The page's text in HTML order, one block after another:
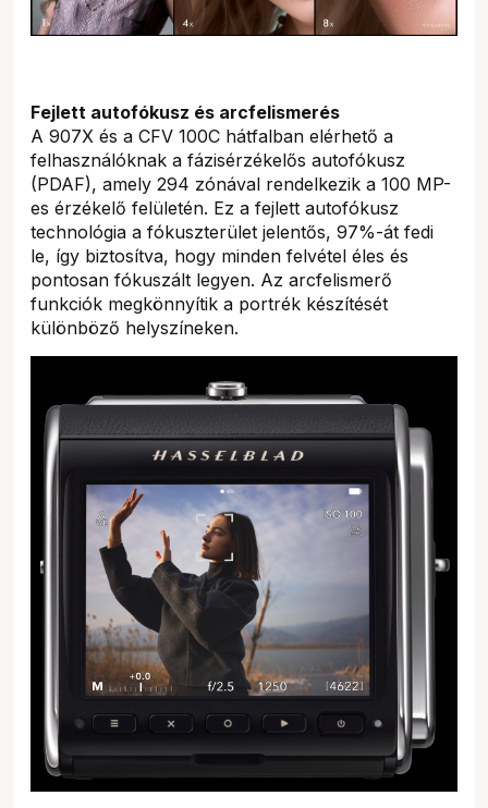
Fejlett autofókusz és arcfelismerés
A 907X és a CFV 100C hátfalban elérhető a
felhasználóknak a fázisérzékelős autofókusz
(PDAF), amely 294 zónával rendelkezik a 100 MP-
es érzékelő felületén. Ez a fejlett autofókusz
technológia a fókuszterület jelentős, 97%-át fedi
le, így biztosítva, hogy minden felvétel éles és
pontosan fókuszált legyen. Az arcfelismerő
funkciók megkönnyítik a portrék készítését
különböző helyszíneken.